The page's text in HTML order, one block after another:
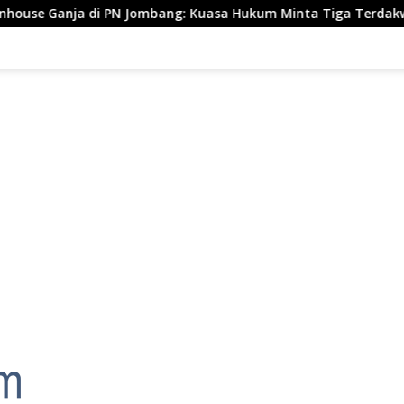
PN Jombang: Kuasa Hukum Minta Tiga Terdakwa Divonis